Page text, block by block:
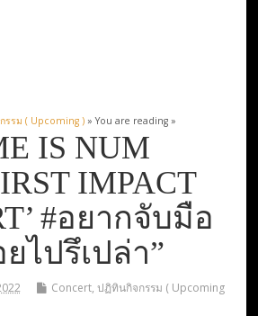
รรม ( Upcoming )» You are reading »
IS NUM
IMPACT
#อยากจับมือ
ไปรึเปล่า”
Concert, ปฏิทินกิจกรรม ( Upcoming